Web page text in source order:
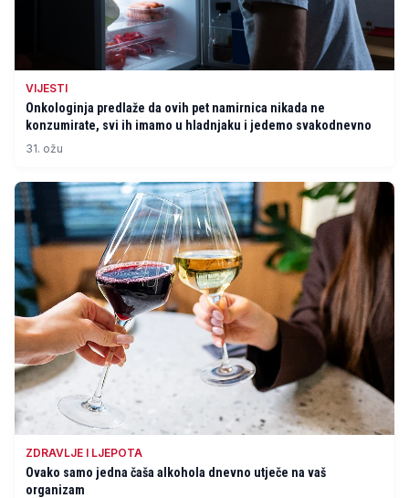
VIJESTI
Onkologinja predlaže da ovih pet namirnica nikada ne
konzumirate, svi ih imamo u hladnjaku i jedemo svakodnevno
31. ožu
ZDRAVLJE I LJEPOTA
Ovako samo jedna čaša alkohola dnevno utječe na vaš
organizam